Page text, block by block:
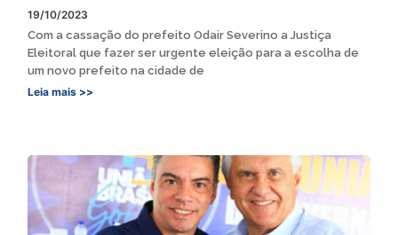
19/10/2023
Com a cassação do prefeito Odair Severino a Justiça
Eleitoral que fazer ser urgente eleição para a escolha de
um novo prefeito na cidade de
Leia mais >>